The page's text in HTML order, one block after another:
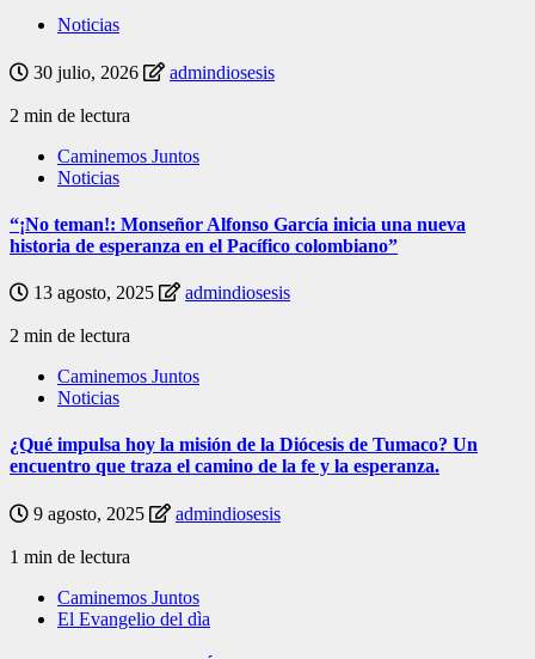
Noticias
30 julio, 2026 admindiosesis
2 min de lectura
Caminemos Juntos
Noticias
“¡No teman!: Monseñor Alfonso García inicia una nueva
historia de esperanza en el Pacífico colombiano”
13 agosto, 2025 admindiosesis
2 min de lectura
Caminemos Juntos
Noticias
¿Qué impulsa hoy la misión de la Diócesis de Tumaco? Un
encuentro que traza el camino de la fe y la esperanza.
9 agosto, 2025 admindiosesis
1 min de lectura
Caminemos Juntos
El Evangelio del dìa